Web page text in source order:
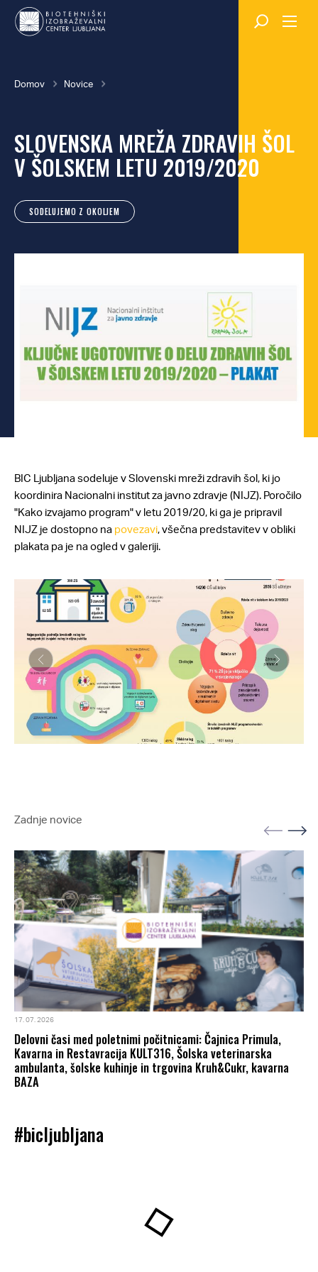
Skok
na
Breadcrumb
Domov Novice
SLOVENSKA MREŽA ZDRAVIH ŠOL
V ŠOLSKEM LETU 2019/2020
SODELUJEMO Z OKOLJEM
BIC Ljubljana sodeluje v Slovenski mreži zdravih šol, ki jo
koordinira Nacionalni institut za javno zdravje (NIJZ). Poročilo
"Kako izvajamo program" v letu 2019/20, ki ga je pripravil
NIJZ je dostopno na povezavi, všečna predstavitev v obliki
plakata pa je na ogled v galeriji.
Zadnje novice
17. 07. 2026
Delovni časi med poletnimi počitnicami: Čajnica Primula,
Kavarna in Restavracija KULT316, Šolska veterinarska
ambulanta, šolske kuhinje in trgovina Kruh&Cukr, kavarna
BAZA
#bicljubljana